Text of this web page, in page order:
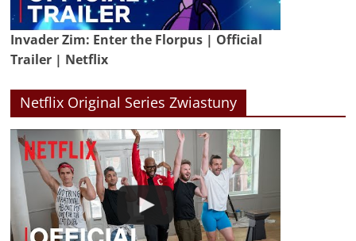
Invader Zim: Enter the Florpus | Official
Trailer | Netflix
Netflix Original Series Zwiastuny